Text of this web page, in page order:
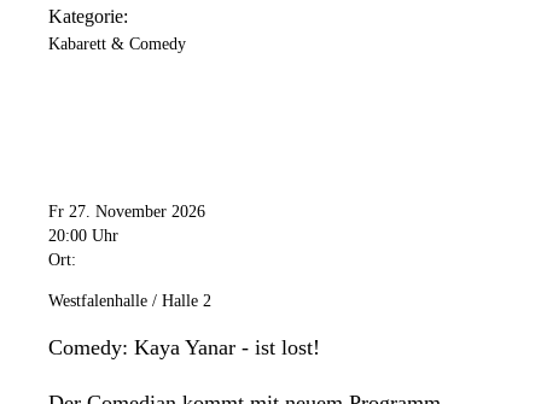
Kategorie:
Kabarett & Comedy
Fr 27. November 2026
20:00 Uhr
Ort:
Westfalenhalle / Halle 2
Comedy: Kaya Yanar - ist lost!